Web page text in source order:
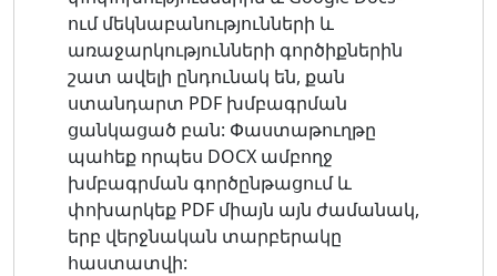
ում մեկնաբանությունների և
առաջարկությունների գործիքներին
շատ ավելի ընդունակ են, քան
ստանդարտ PDF խմբագրման
ցանկացած բան: Փաստաթուղթը
պահեք որպես DOCX ամբողջ
խմբագրման գործընթացում և
փոխարկեք PDF միայն այն ժամանակ,
երբ վերջնական տարբերակը
հաստատվի: